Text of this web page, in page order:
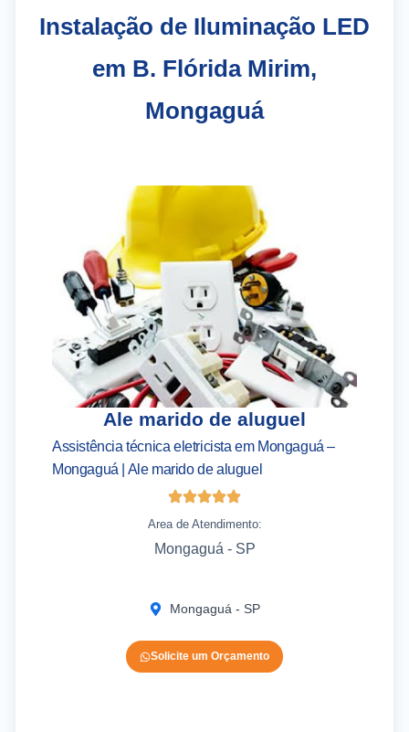
Instalação de Iluminação LED
em B. Flórida Mirim,
Mongaguá
Ale marido de aluguel
Assistência técnica eletricista em Mongaguá –
Mongaguá | Ale marido de aluguel
Area de Atendimento:
Mongaguá - SP
Mongaguá - SP
Solicite um Orçamento